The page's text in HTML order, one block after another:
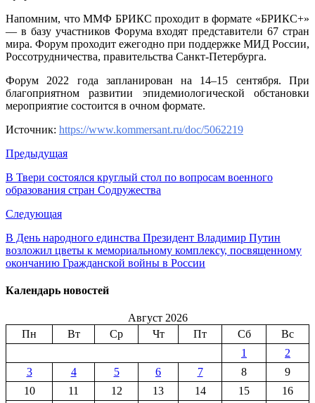
Напомним, что ММФ БРИКС проходит в формате «БРИКС+»
— в базу участников Форума входят представители 67 стран
мира. Форум проходит ежегодно при поддержке МИД России,
Россотрудничества, правительства Санкт-Петербурга.
Форум 2022 года запланирован на 14–15 сентября. При
благоприятном развитии эпидемиологической обстановки
мероприятие состоится в очном формате.
Источник: https://www.kommersant.ru/doc/5062219
Предыдущая
В Твери состоялся круглый стол по вопросам военного
образования стран Содружества
Следующая
В День народного единства Президент Владимир Путин
возложил цветы к мемориальному комплексу, посвященному
окончанию Гражданской войны в России
Календарь новостей
Август 2026
Пн
Вт Ср Чт Пт Сб
Вс
1
2
3
4 5 6 7 8
9
10
11 12 13 14 15
16